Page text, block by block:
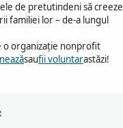
de pretutindeni să creeze
familiei lor – de-a lungul
o organizație nonprofit
saufii voluntarastăzi!